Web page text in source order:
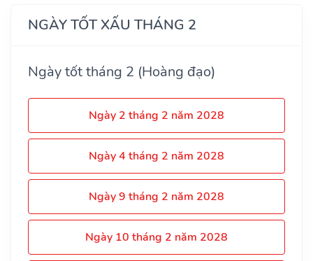
NGÀY TỐT XẤU THÁNG 2
Ngày tốt tháng 2 (Hoàng đạo)
Ngày 2 tháng 2 năm 2028
Ngày 4 tháng 2 năm 2028
Ngày 9 tháng 2 năm 2028
Ngày 10 tháng 2 năm 2028